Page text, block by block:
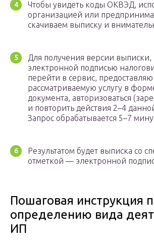
Чтобы увидеть коды ОКВЭД,
организацией или
скачиваем выписку и
Для получения версии выписки,
электронной подписью
перейти в сервис,
рассматриваемую услугу в
документа, авторизоваться
и повторить действия 2–4
Запрос обрабатывается 5–7
Результатом будет выписка со
отметкой — электронной
Пошаговая инструкция
определению вида
ИП